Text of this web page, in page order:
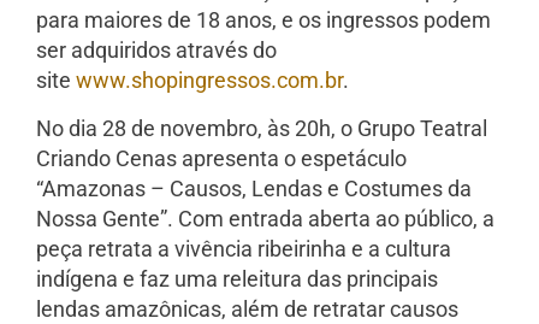
para maiores de 18 anos, e os ingressos podem
ser adquiridos através do
site www.shopingressos.com.br.
No dia 28 de novembro, às 20h, o Grupo Teatral
Criando Cenas apresenta o espetáculo
“Amazonas – Causos, Lendas e Costumes da
Nossa Gente”. Com entrada aberta ao público, a
peça retrata a vivência ribeirinha e a cultura
indígena e faz uma releitura das principais
lendas amazônicas, além de retratar causos